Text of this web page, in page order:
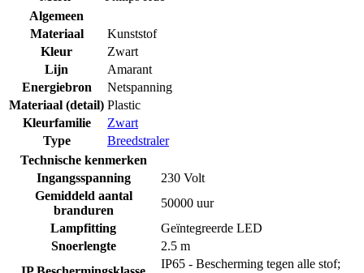
Algemeen
Materiaal
Kunststof
Kleur
Zwart
Lijn
Amarant
Energiebron
Netspanning
Materiaal (detail) Plastic
Kleurfamilie
Zwart
Type
Breedstraler
Technische kenmerken
Ingangsspanning
230 Volt
Gemiddeld aantal
branduren
50000 uur
Lampfitting
Geïntegreerde LED
Snoerlengte
2.5 m
IP65 - Bescherming tegen alle stof;